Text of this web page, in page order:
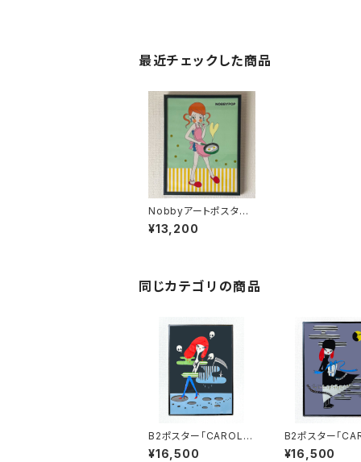
最近チェックした商品
Nobbyアートポスター
「エプロンと目玉焼き」
【額装】
¥13,200
同じカテゴリの商品
B2ポスター「CAROL」
#3【フレーム付】
¥16,500
B2ポスター「
#4【フレーム付】
¥16,500